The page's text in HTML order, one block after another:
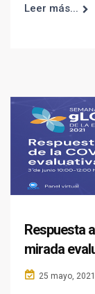
Leer más...
Respuesta
mirada
25 mayo, 2021